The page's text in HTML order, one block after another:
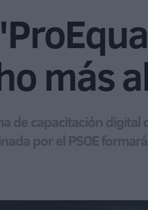
más
de capacitación
por el PSOE